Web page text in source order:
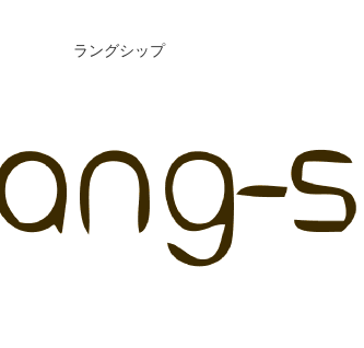
ラングシップ